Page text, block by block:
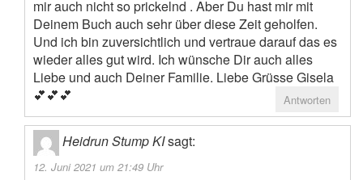
mir auch nicht so prickelnd . Aber Du hast mir mit
Deinem Buch auch sehr über diese Zeit geholfen.
Und ich bin zuversichtlich und vertraue darauf das es
wieder alles gut wird. Ich wünsche Dir auch alles
Liebe und auch Deiner Familie. Liebe Grüsse Gisela
💕💕💕
Antworten
Heidrun Stump KIsagt:
12. Juni 2021 um 21:49 Uhr